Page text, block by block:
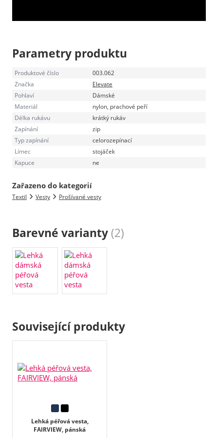
Parametry produktu
Produktové číslo
003.062
Značka
Elevate
Pohlaví
Dámské
Materiál
nylon, prachové peří
Délka rukávu
krátký rukáv
Zapínání
zip
Typ zapínání
celorozepínací
Límec
stojáček
Kapuce
ne
Zařazeno do kategorií
Textil Vesty Prošívané vesty
Barevné varianty (2)
Související produkty
Lehká péřová vesta,
FAIRVIEW, pánská